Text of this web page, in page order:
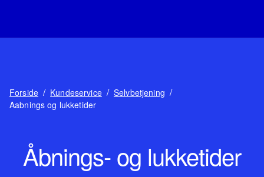
Forside / Kundeservice / Selvbetjening /
Aabnings og lukketider
Åbnings- og lukketider